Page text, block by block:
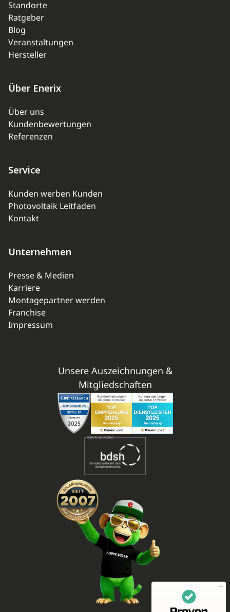
Standorte
Ratgeber
Blog
Veranstaltungen
Hersteller
Über Enerix
Über uns
Kundenbewertungen
Referenzen
Service
Kunden werben Kunden
Photovoltaik Leitfaden
Kontakt
Unternehmen
Presse & Medien
Karriere
Montagepartner werden
Franchise
Impressum
Unsere Auszeichnungen &
Mitgliedschaften
Mitarbeiterbewertungen zu
enerix - Arbeiten in der Photovoltaikbranche
(11 Profile)
100%
Empfehlungen auf
ProvenEmployer.com
SEHR GUT
4,55 / 5,00